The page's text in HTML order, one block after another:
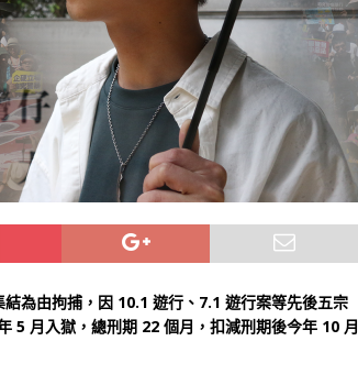
為由拘捕，因 10.1 遊行、7.1 遊行案等先後五宗
5 月入獄，總刑期 22 個月，扣減刑期後今年 10 月